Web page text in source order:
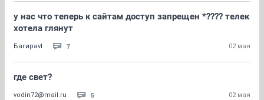
у нас что теперь к сайтам доступ запрещен *???? телек
хотела глянут
Багираvl 7 02 мая
где свет?
vodin72@mail.ru 5 02 мая